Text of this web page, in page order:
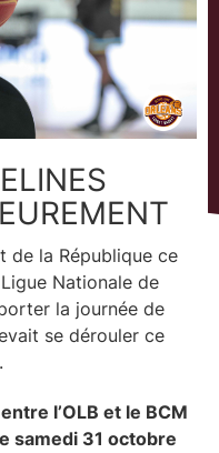
de la République ce
Nationale de
la journée de
se dérouler ce
l’OLB et le BCM
samedi 31 octobre